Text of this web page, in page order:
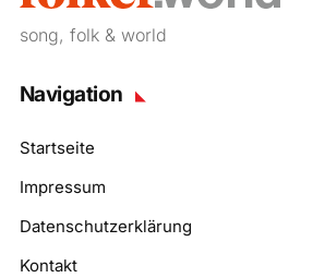
song, folk & world
Navigation
Startseite
Impressum
Datenschutzerklärung
Kontakt